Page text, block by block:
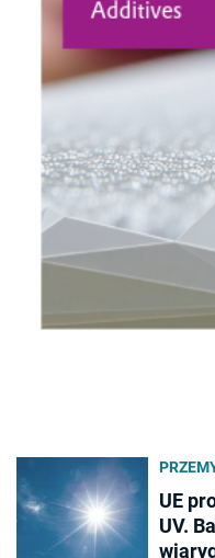
UE
UV.